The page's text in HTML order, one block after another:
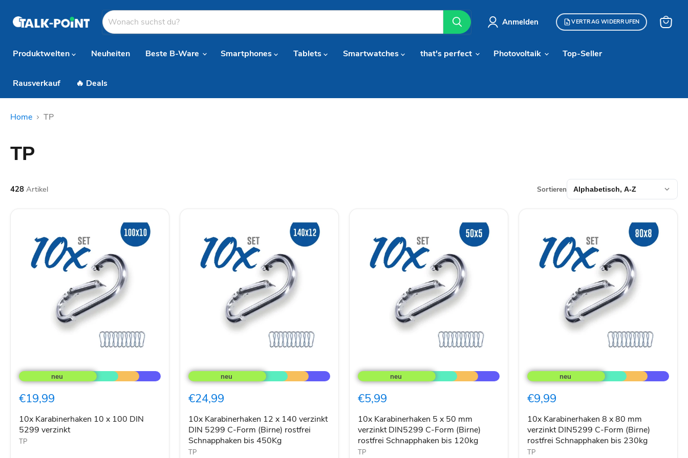
Anmelden VERTRAG WIDERRUFEN
Produktwelten
Neuheiten Beste B-Ware Smartphones Tablets Smartwatches that's perfect Photovoltaik Top-Seller
Rausverkauf 🔥 Deals
Home TP
TP
428 Artikel Sortieren
Karabinerhaken
10
100
5299
verzinkt
€19,99
10x Karabinerhaken 10 x 100 DIN
5299 verzinkt
TP
Karabinerhaken
12
140
DIN
5299
C-
Form
(Birne)
€24,99
10x Karabinerhaken 12 x 140 verzinkt
DIN 5299 C-Form (Birne) rostfrei
Schnapphaken bis 450Kg
TP
Karabinerhaken
5
50
verzinkt
DIN5299
C-
Form
(Birne)
€5,99
10x Karabinerhaken 5 x 50 mm
verzinkt DIN5299 C-Form (Birne)
rostfrei Schnapphaken bis 120kg
TP
Karabinerhaken
8
80
verzinkt
DIN5299
C-
Form
(Birne)
€9,99
10x Karabinerhaken 8 x 80 mm
verzinkt DIN5299 C-Form (Birne)
rostfrei Schnapphaken bis 230kg
TP